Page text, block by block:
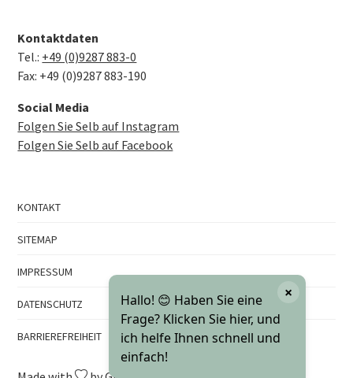
Hallo! 😊 Haben Sie eine
Frage? Klicken Sie hier, und
ich helfe Ihnen schnell und
einfach!
×
Kontaktdaten
Tel.: +49 (0)9287 883-0
Fax: +49 (0)9287 883-190
Social Media
Folgen Sie Selb auf Instagram
Folgen Sie Selb auf Facebook
KONTAKT
SITEMAP
IMPRESSUM
DATENSCHUTZ
BARRIEREFREIHEIT